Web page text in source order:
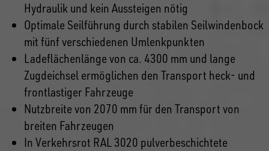
Hydraulik und kein Aussteigen nötig
Optimale Seilführung durch stabilen Seilwindenbock
mit fünf verschiedenen Umlenkpunkten
Ladeflächenlänge von ca. 4300 mm und lange
Zugdeichsel ermöglichen den Transport heck- und
frontlastiger Fahrzeuge
Nutzbreite von 2070 mm für den Transport von
breiten Fahrzeugen
In Verkehrsrot RAL 3020 pulverbeschichtete